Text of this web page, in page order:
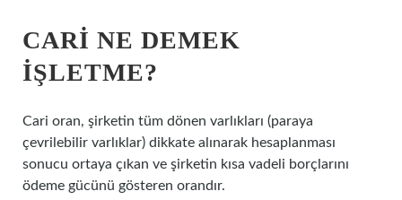
CARI NE DEMEK
IŞLETME?
Cari oran, şirketin tüm dönen varlıkları (paraya
çevrilebilir varlıklar) dikkate alınarak hesaplanması
sonucu ortaya çıkan ve şirketin kısa vadeli borçlarını
ödeme gücünü gösteren orandır.